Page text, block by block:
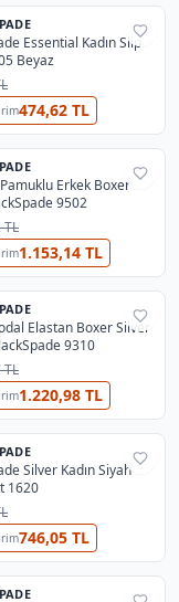
Essential Kadın Slip
Beyaz
474,62 TL
Erkek Boxer
9502
TL
1.153,14 TL
Elastan Boxer Silver
9310
TL
1.220,98 TL
Silver Kadın Siyah
1620
746,05 TL